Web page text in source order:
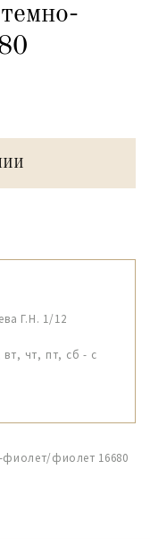
Г.Н. 1/12
вт, чт, пт, сб - с
фиолет/фиолет 16680